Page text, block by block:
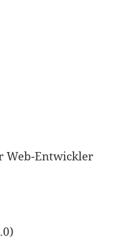
Web-Entwickler